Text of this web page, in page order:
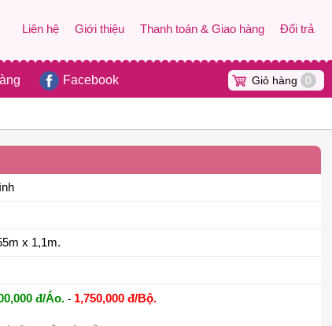
Liên hệ Giới thiệu Thanh toán & Giao hàng Đổi trả
Facebook Giỏ hàng 0
x 1,1m.
đ/Áo.- 1,750,000 đ/Bộ.